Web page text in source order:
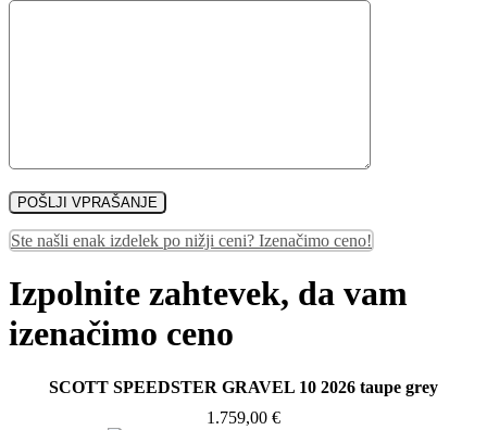
Ste našli enak izdelek po nižji ceni? Izenačimo ceno!
Izpolnite zahtevek, da vam
izenačimo ceno
SCOTT SPEEDSTER GRAVEL 10 2026 taupe grey
1.759,00 €